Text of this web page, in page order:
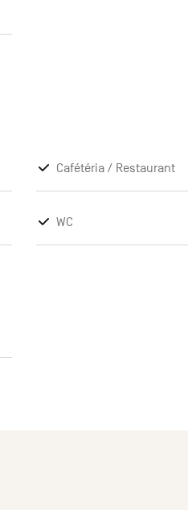
Cafétéria / Restaurant
WC